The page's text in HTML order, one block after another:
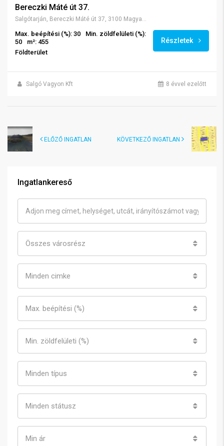
Bereczki Máté út 37.
Salgótarján, Bereczki Máté út 37, 3100 Magyarország
Max. beépítési (%): 30
Min. zöldfelületi (%):
50
m²: 455
Földterület
Részletek
Salgó Vagyon Kft 8 évvel ezelőtt
ELŐZŐ INGATLAN KÖVETKEZŐ INGATLAN
Ingatlankereső
Összes városrész
Minden cimke
Max. beépítési (%)
Min. zöldfelületi (%)
Minden típus
Minden státusz
Min ár